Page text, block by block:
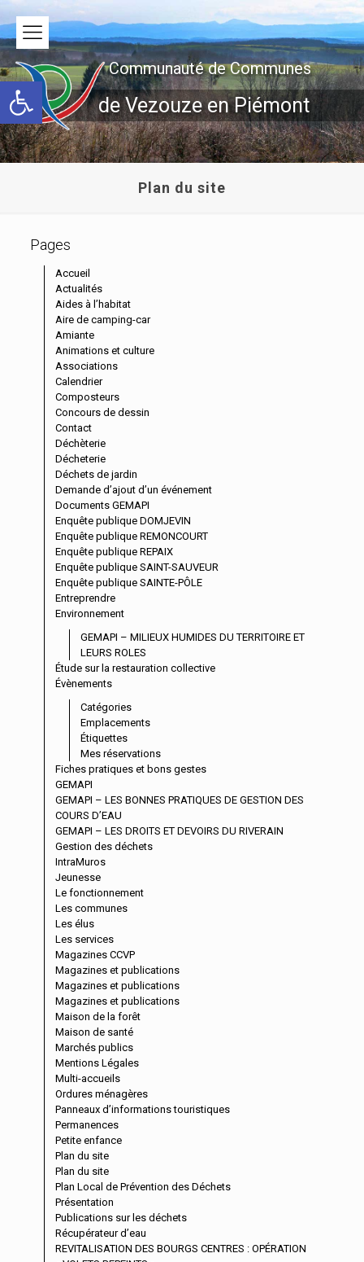
Ouvrir la barre d’outils
Communauté de Communes
de Vezouze en Piémont
Plan du site
Pages
Accueil
Actualités
Aides à l’habitat
Aire de camping-car
Amiante
Animations et culture
Associations
Calendrier
Composteurs
Concours de dessin
Contact
Déchèterie
Décheterie
Déchets de jardin
Demande d’ajout d’un événement
Documents GEMAPI
Enquête publique DOMJEVIN
Enquête publique REMONCOURT
Enquête publique REPAIX
Enquête publique SAINT-SAUVEUR
Enquête publique SAINTE-PÔLE
Entreprendre
Environnement
GEMAPI – MILIEUX HUMIDES DU TERRITOIRE ET
LEURS ROLES
Étude sur la restauration collective
Évènements
Catégories
Emplacements
Étiquettes
Mes réservations
Fiches pratiques et bons gestes
GEMAPI
GEMAPI – LES BONNES PRATIQUES DE GESTION DES
COURS D’EAU
GEMAPI – LES DROITS ET DEVOIRS DU RIVERAIN
Gestion des déchets
IntraMuros
Jeunesse
Le fonctionnement
Les communes
Les élus
Les services
Magazines CCVP
Magazines et publications
Magazines et publications
Magazines et publications
Maison de la forêt
Maison de santé
Marchés publics
Mentions Légales
Multi-accueils
Ordures ménagères
Panneaux d’informations touristiques
Permanences
Petite enfance
Plan du site
Plan du site
Plan Local de Prévention des Déchets
Présentation
Publications sur les déchets
Récupérateur d’eau
REVITALISATION DES BOURGS CENTRES : OPÉRATION